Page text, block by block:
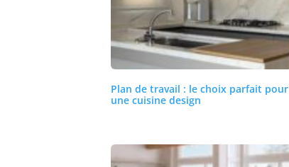
Plan de travail : le choix parfait pour
une cuisine design